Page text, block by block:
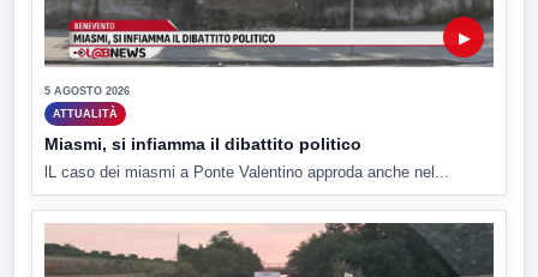
▶
5 AGOSTO 2026
ATTUALITÀ
Miasmi, si infiamma il dibattito politico
lL caso dei miasmi a Ponte Valentino approda anche nel...